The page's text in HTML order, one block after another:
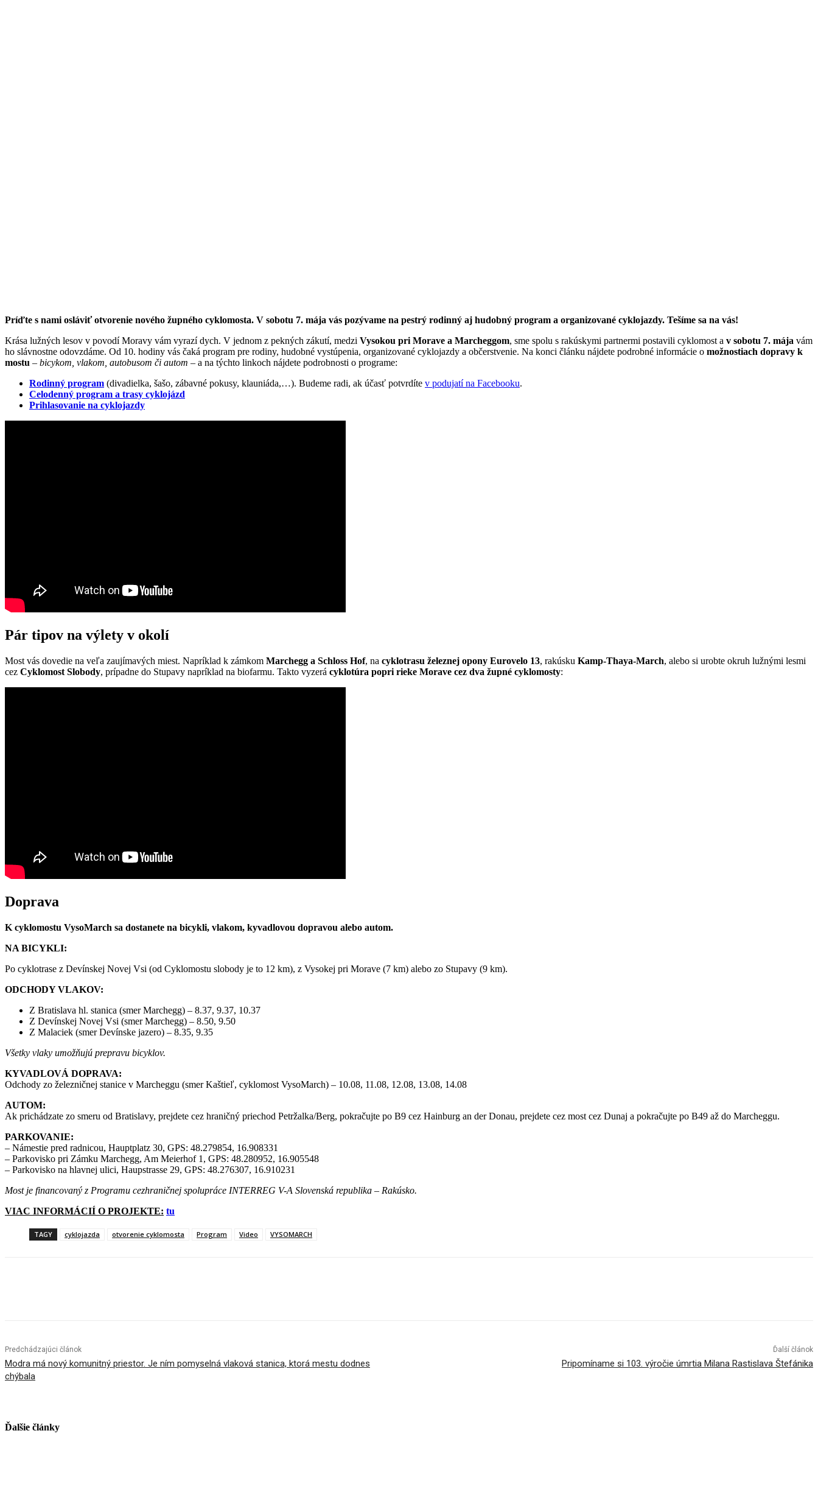
Príďte s nami osláviť otvorenie nového župného cyklomosta. V sobotu 7. mája vás pozývame na pestrý rodinný aj hudobný program a organizované cyklojazdy. Tešíme sa na vás!
Krása lužných lesov v povodí Moravy vám vyrazí dych. V jednom z pekných zákutí, medzi Vysokou pri Morave a Marcheggom, sme spolu s rakúskymi partnermi postavili cyklomost a v sobotu 7. mája vám
ho slávnostne odovzdáme. Od 10. hodiny vás čaká program pre rodiny, hudobné vystúpenia, organizované cyklojazdy a občerstvenie. Na konci článku nájdete podrobné informácie o možnostiach dopravy k
mostu – bicykom, vlakom, autobusom či autom – a na týchto linkoch nájdete podrobnosti o programe:
Rodinný program (divadielka, šašo, zábavné pokusy, klauniáda,…). Budeme radi, ak účasť potvrdíte v podujatí na Facebooku.
Celodenný program a trasy cyklojázd
Prihlasovanie na cyklojazdy
Pár tipov na výlety v okolí
Most vás dovedie na veľa zaujímavých miest. Napríklad k zámkom Marchegg a Schloss Hof, na cyklotrasu železnej opony Eurovelo 13, rakúsku Kamp-Thaya-March, alebo si urobte okruh lužnými lesmi
cez Cyklomost Slobody, prípadne do Stupavy napríklad na biofarmu. Takto vyzerá cyklotúra popri rieke Morave cez dva župné cyklomosty:
Doprava
K cyklomostu VysoMarch sa dostanete na bicykli, vlakom, kyvadlovou dopravou alebo autom.
NA BICYKLI:
Po cyklotrase z Devínskej Novej Vsi (od Cyklomostu slobody je to 12 km), z Vysokej pri Morave (7 km) alebo zo Stupavy (9 km).
ODCHODY VLAKOV:
Z Bratislava hl. stanica (smer Marchegg) – 8.37, 9.37, 10.37
Z Devínskej Novej Vsi (smer Marchegg) – 8.50, 9.50
Z Malaciek (smer Devínske jazero) – 8.35, 9.35
Všetky vlaky umožňujú prepravu bicyklov.
KYVADLOVÁ DOPRAVA:
Odchody zo železničnej stanice v Marcheggu (smer Kaštieľ, cyklomost VysoMarch) – 10.08, 11.08, 12.08, 13.08, 14.08
AUTOM:
Ak prichádzate zo smeru od Bratislavy, prejdete cez hraničný priechod Petržalka/Berg, pokračujte po B9 cez Hainburg an der Donau, prejdete cez most cez Dunaj a pokračujte po B49 až do Marcheggu.
PARKOVANIE:
– Námestie pred radnicou, Hauptplatz 30, GPS: 48.279854, 16.908331
– Parkovisko pri Zámku Marchegg, Am Meierhof 1, GPS: 48.280952, 16.905548
– Parkovisko na hlavnej ulici, Haupstrasse 29, GPS: 48.276307, 16.910231
Most je financovaný z Programu cezhraničnej spolupráce INTERREG V-A Slovenská republika – Rakúsko.
VIAC INFORMÁCIÍ O PROJEKTE: tu
TAGY cyklojazda otvorenie cyklomosta Program Video VYSOMARCH
Predchádzajúci článok
Modra má nový komunitný priestor. Je ním pomyselná vlaková stanica, ktorá mestu dodnes
chýbala
Ďalší článok
Pripomíname si 103. výročie úmrtia Milana Rastislava Štefánika
Ďalšie články